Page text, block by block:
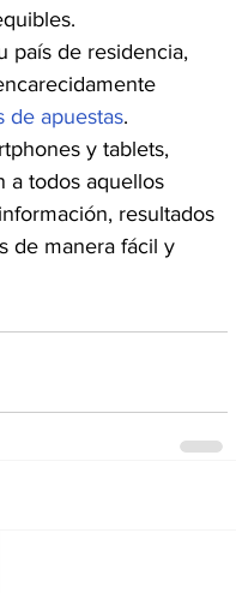
país de residencia,
de apuestas.
y tablets,
a todos aquellos
resultados
de manera fácil y